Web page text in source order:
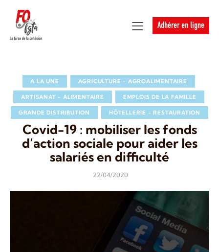
Adhérer en ligne
A LA UNE AGRICULTURE - AGROALIMENTAIRE
ARTISANAT - ALIMENTAIRE EMPLOIS DE LA FAMILLE
GRANDE DISTRIBUTION HÔTELLERIE - RESTAURATION
Covid-19 : mobiliser les fonds
d’action sociale pour aider les
salariés en difficulté
22/04/2020